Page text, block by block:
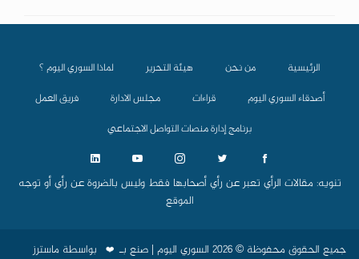
الرئيسية من نحن هيئة التحرير
لماذا السوري اليوم ؟
أصدقاء السوري اليوم
قراءات مجلس الادارة
فريق العمل
برنامج إدارة منصات التواصل الاجتماعي
تنويه: مقالات الرأي تعبر عن رأي أصحابها فقط وليس بالضروة عن رأي أو توجه
الموقع
جميع الحقوق محفوظة © 2026 السوري اليوم | صنع بـ ❤️ بواسطة ماسترز